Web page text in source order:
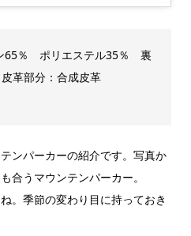
65％ ポリエステル35％ 裏
革部分：合成皮革
ンパーカーの紹介です。写真か
合うマウンテンパーカー。
。季節の変わり目に持っておき